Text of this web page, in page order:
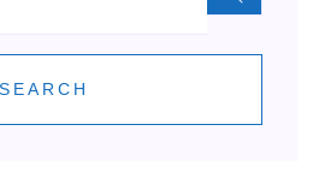
SEARCH